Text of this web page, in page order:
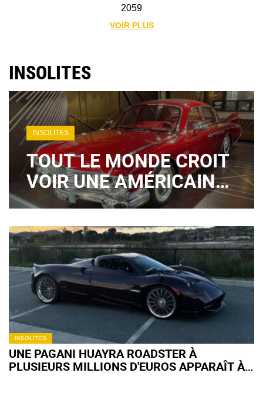
2059
VOIR PLUS
INSOLITES
INSOLITES
TOUT LE MONDE CROIT
VOIR UNE AMÉRICAINE
DES ANNÉES 50… MAIS
ELLE EST CHINOISE ET
HYBRIDE
INSOLITES
UNE PAGANI HUAYRA ROADSTER À
PLUSIEURS MILLIONS D'EUROS APPARAÎT À